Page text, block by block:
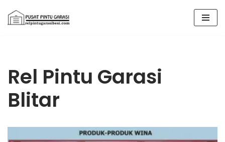
Lompat
Rel Pintu Garasi
Blitar